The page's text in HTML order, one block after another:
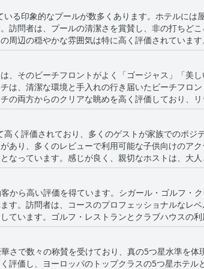
る印象的なプールが数多くあります。ホテルには
訪問者は、プールの清潔さを賞賛し、非の打ちど
周辺の穏やかな雰囲気は特に高く評価されていま
リラックスするのに最適な場所を提供しています。 何人
を強調しました。快適なラウンジャーや静かな環
ルの照明の不足、屋内プールの設備の古さ、壁の
着に関する制限、特に屋外プールでのブルキニの
、そのビーチフロントがよく「ゴージャス」「美
は、清潔な環境と手入れの行き届いたビーチフロ
の両方からのクリアな眺めを高く評価しており、
者を楽しませるための様々なアクティビティに最
しては改善が必要な点として指摘されています。 ビーチで
チフロントの特性と、ビーチサイドのアクティビ
しますが、ホテル外からの訪問者にもアクセスが
明媚で静かな休暇を求める人々にとって、楽しい
く評価されており、多くのゲストが家族でのポジ
り、多くのレビューで利用可能な子供向けのアク
なっています。感じが良く、親切なホストは、大
家族向けルームの
かの欠点を指摘するゲストもいました。これらの
、家族での滞在に強くお勧めします。大人も子供
想的な目的地となっています。
から高い評価を得ています。シガール・ゴルフ・ク
す。訪問者は、コースのプロフェッショナルなレ
ています。ゴルフ・レストランとクラブハウスの
ラ・シガール・タブarkaに滞在する人々にとって
提供しています。
さで数々の称賛を受けており、真の5つ星水準を体
評価し、ヨーロッパのトップクラスの5つ星ホテル